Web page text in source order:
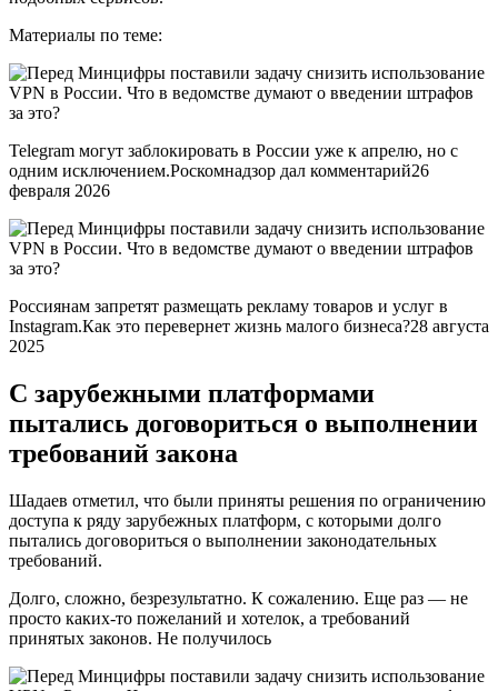
Материалы по теме:
Telegram могут заблокировать в России уже к апрелю, но с
одним исключением.Роскомнадзор дал комментарий26
февраля 2026
Россиянам запретят размещать рекламу товаров и услуг в
Instagram.Как это перевернет жизнь малого бизнеса?28 августа
2025
С зарубежными платформами
пытались договориться о выполнении
требований закона
Шадаев отметил, что были приняты решения по ограничению
доступа к ряду зарубежных платформ, с которыми долго
пытались договориться о выполнении законодательных
требований.
Долго, сложно, безрезультатно. К сожалению. Еще раз — не
просто каких-то пожеланий и хотелок, а требований
принятых законов. Не получилось